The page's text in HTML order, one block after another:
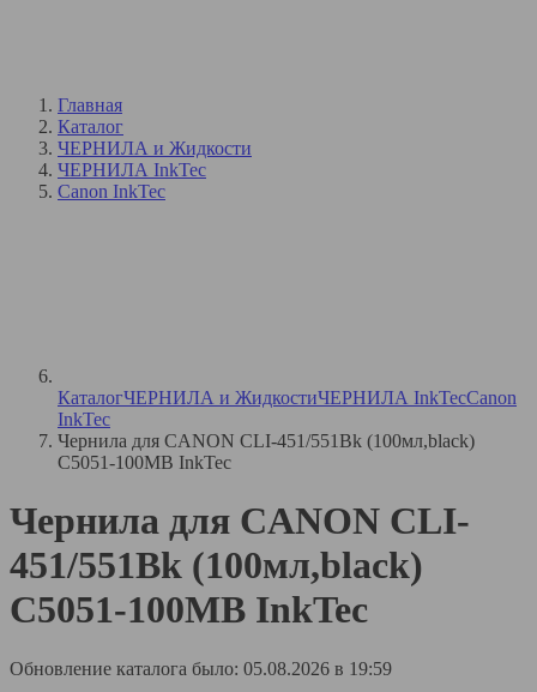
Главная
Каталог
ЧЕРНИЛА и Жидкости
ЧЕРНИЛА InkTec
Canon InkTec
КаталогЧЕРНИЛА и ЖидкостиЧЕРНИЛА InkTecCanon
InkTec
Чернила для CANON CLI-451/551Bk (100мл,black)
C5051-100MB InkTec
Чернила для CANON CLI-
451/551Bk (100мл,black)
C5051-100MB InkTec
Обновление каталога было: 05.08.2026 в 19:59